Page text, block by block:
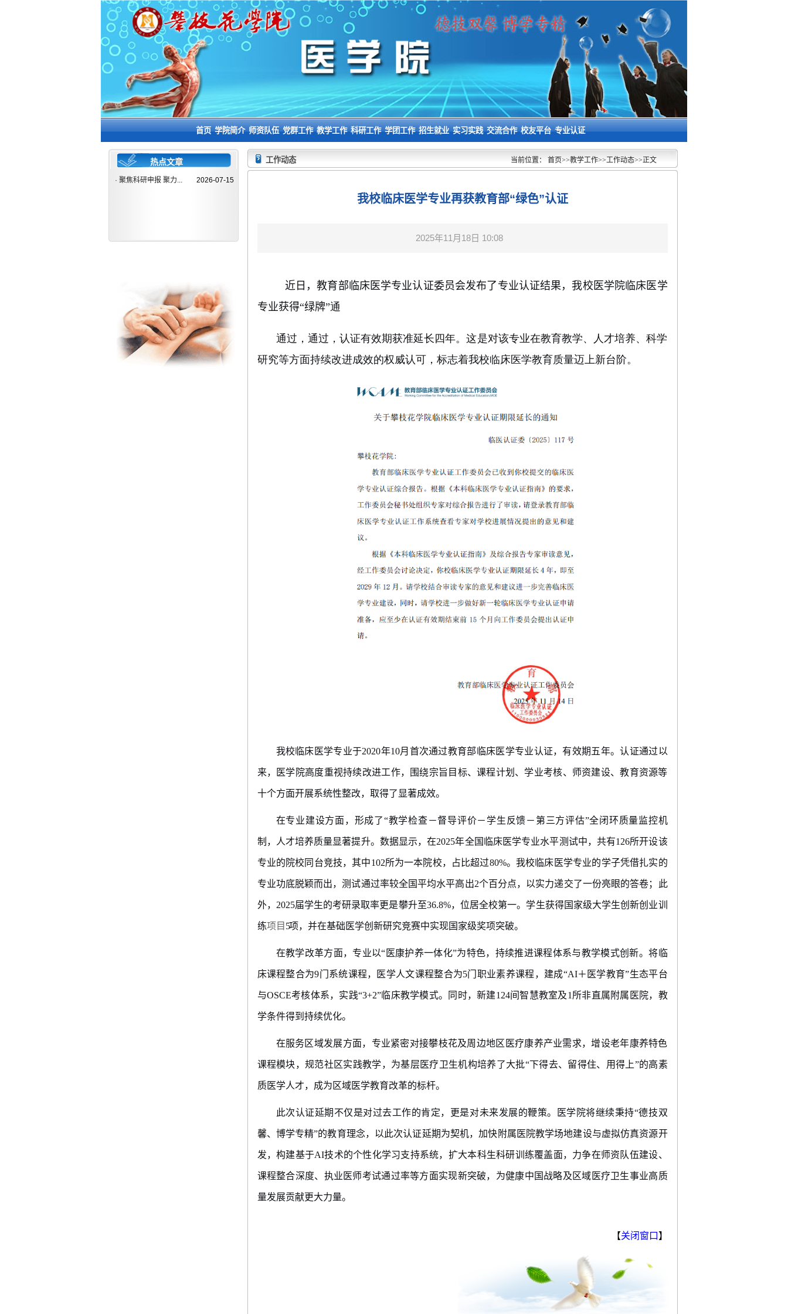
首页学院简介师资队伍党群工作教学工作科研工作学团工作招生就业实习实践交流合作校友平台专业认证
热点文章
· 聚焦科研申报 聚力... 2026-07-15
工作动态 当前位置： 首页>>教学工作>>工作动态>>正文
我校临床医学专业再获教育部“绿色”认证
2025年11月18日 10:08
近日，教育部临床医学专业认证委员会发布了专业认证结果，我校医学院临床医学
专业获得“绿牌”通
通过，通过，认证有效期获准延长四年。这是对该专业在教育教学、人才培养、科学
研究等方面持续改进成效的权威认可，标志着我校临床医学教育质量迈上新台阶。
我校临床医学专业于2020年10月首次通过教育部临床医学专业认证，有效期五年。认证通过以
来，医学院高度重视持续改进工作，围绕宗旨目标、课程计划、学业考核、师资建设、教育资源等
十个方面开展系统性整改，取得了显著成效。
在专业建设方面，形成了“教学检查－督导评价－学生反馈－第三方评估”全闭环质量监控机
制，人才培养质量显著提升。数据显示，在2025年全国临床医学专业水平测试中，共有126所开设该
专业的院校同台竞技，其中102所为一本院校，占比超过80%。我校临床医学专业的学子凭借扎实的
专业功底脱颖而出，测试通过率较全国平均水平高出2个百分点，以实力递交了一份亮眼的答卷；此
外， 2025届学生的考研录取率更是攀升至36.8%，位居全校第一。学生获得国家级大学生创新创业训
练项目 5项，并在基础医学创新研究竞赛中实现国家级奖项突破。
在教学改革方面，专业以“ 医康护养一体化”为特色，持续推进课程体系与教学模式创新。将临
床课程整合为9门系统课程，医学人文课程整合为5门职业素养课程，建成“AI＋医学教育”生态平台
与OSCE考核体系，实践“3+2” 临床教学模式。同时，新建124间智慧教室及1 所非直属附属医院，教
学条件得到持续优化。
在服务区域发展方面，专业紧密对接攀枝花及周边地区医疗康养产业需求，增设老年康养特色
课程模块，规范社区实践教学，为基层医疗卫生机构培养了大批“下得去、留得住、用得上”的高素
质医学人才，成为区域医学教育改革的标杆。
此次认证延期不仅是对过去工作的肯定，更是对未来发展的鞭策。医学院将继续秉持“德技双
馨、博学专精”的教育理念，以此次认证延期为契机，加快附属医院教学场地建设与虚拟仿真资源开
发，构建基于AI技术的个性化学习支持系统，扩大本科生科研训练覆盖面，力争在师资队伍建设、
课程整合深度、执业医师考试通过率等方面实现新突破， 为健康中国战略及区域医疗卫生事业高质
量发展贡献更大力量。
【关闭窗口 】